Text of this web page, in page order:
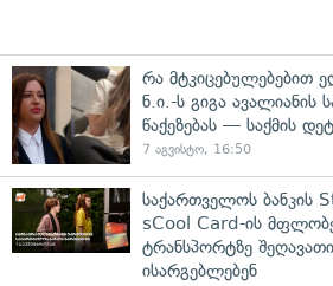
რა მტკიცებულებებით
ნ.ი.-ს გიგა ავალიანის
წაქეზებას — საქმის
7 აგვისტო, 16:50
საქართველოს ბანკის
sCool Card-ის
ტრანსპორტზე
ისარგებლებენ